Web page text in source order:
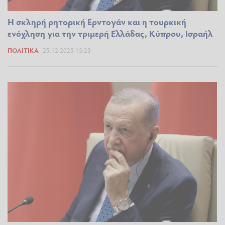
Η σκληρή ρητορική Ερντογάν και η τουρκική
ενόχληση για την τριμερή Ελλάδας, Κύπρου, Ισραήλ
ΠΟΛΙΤΙΚΆ 25.12.2025 15:23